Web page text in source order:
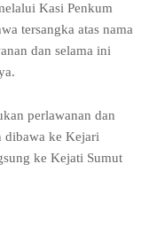
Kasi Penkum
tersangka atas nama
dan selama ini
perlawanan dan
dibawa ke Kejari
ke Kejati Sumut